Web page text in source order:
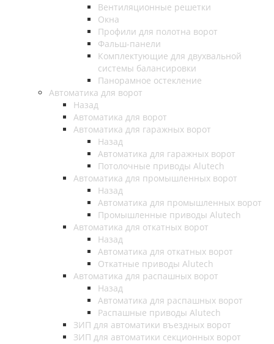
Вентиляционные решетки
Окна
Профили для полотна ворот
Фальш-панели
Комплектующие для двухвальной
системы балансировки
Панорамное остекление
Автоматика для ворот
Назад
Автоматика для ворот
Автоматика для гаражных ворот
Назад
Автоматика для гаражных ворот
Потолочные приводы Alutech
Автоматика для промышленных ворот
Назад
Автоматика для промышленных ворот
Промышленные приводы Alutech
Автоматика для откатных ворот
Назад
Автоматика для откатных ворот
Откатные приводы Alutech
Автоматика для распашных ворот
Назад
Автоматика для распашных ворот
Распашные приводы Alutech
ЗИП для автоматики въездных ворот
ЗИП для автоматики секционных ворот